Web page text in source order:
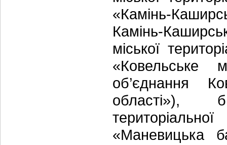
«Камінь-
Камінь-
міської
«Ковельське
об’єднання
області»),
«Маневицька